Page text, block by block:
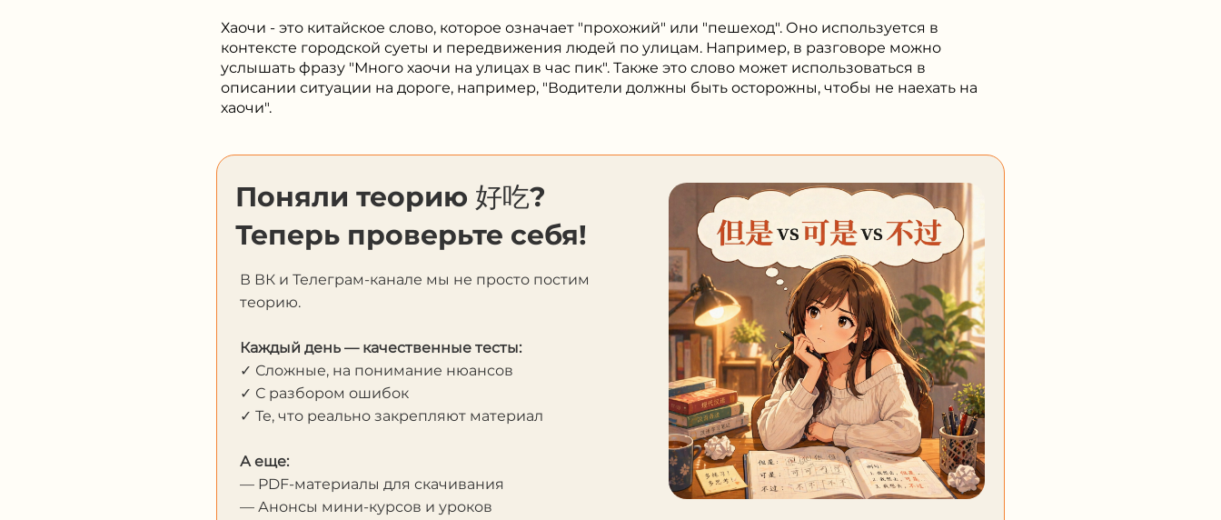
Хаочи - это китайское слово, которое означает "прохожий" или "пешеход". Оно используется в
контексте городской суеты и передвижения людей по улицам. Например, в разговоре можно
услышать фразу "Много хаочи на улицах в час пик". Также это слово может использоваться в
описании ситуации на дороге, например, "Водители должны быть осторожны, чтобы не наехать на
хаочи".
Поняли теорию 好吃?
Теперь проверьте себя!
В ВК и Телеграм-канале мы не просто постим
теорию.
Каждый день — качественные тесты:
✓ Сложные, на понимание нюансов
✓ С разбором ошибок
✓ Те, что реально закрепляют материал
А еще:
— PDF-материалы для скачивания
— Анонсы мини-курсов и уроков